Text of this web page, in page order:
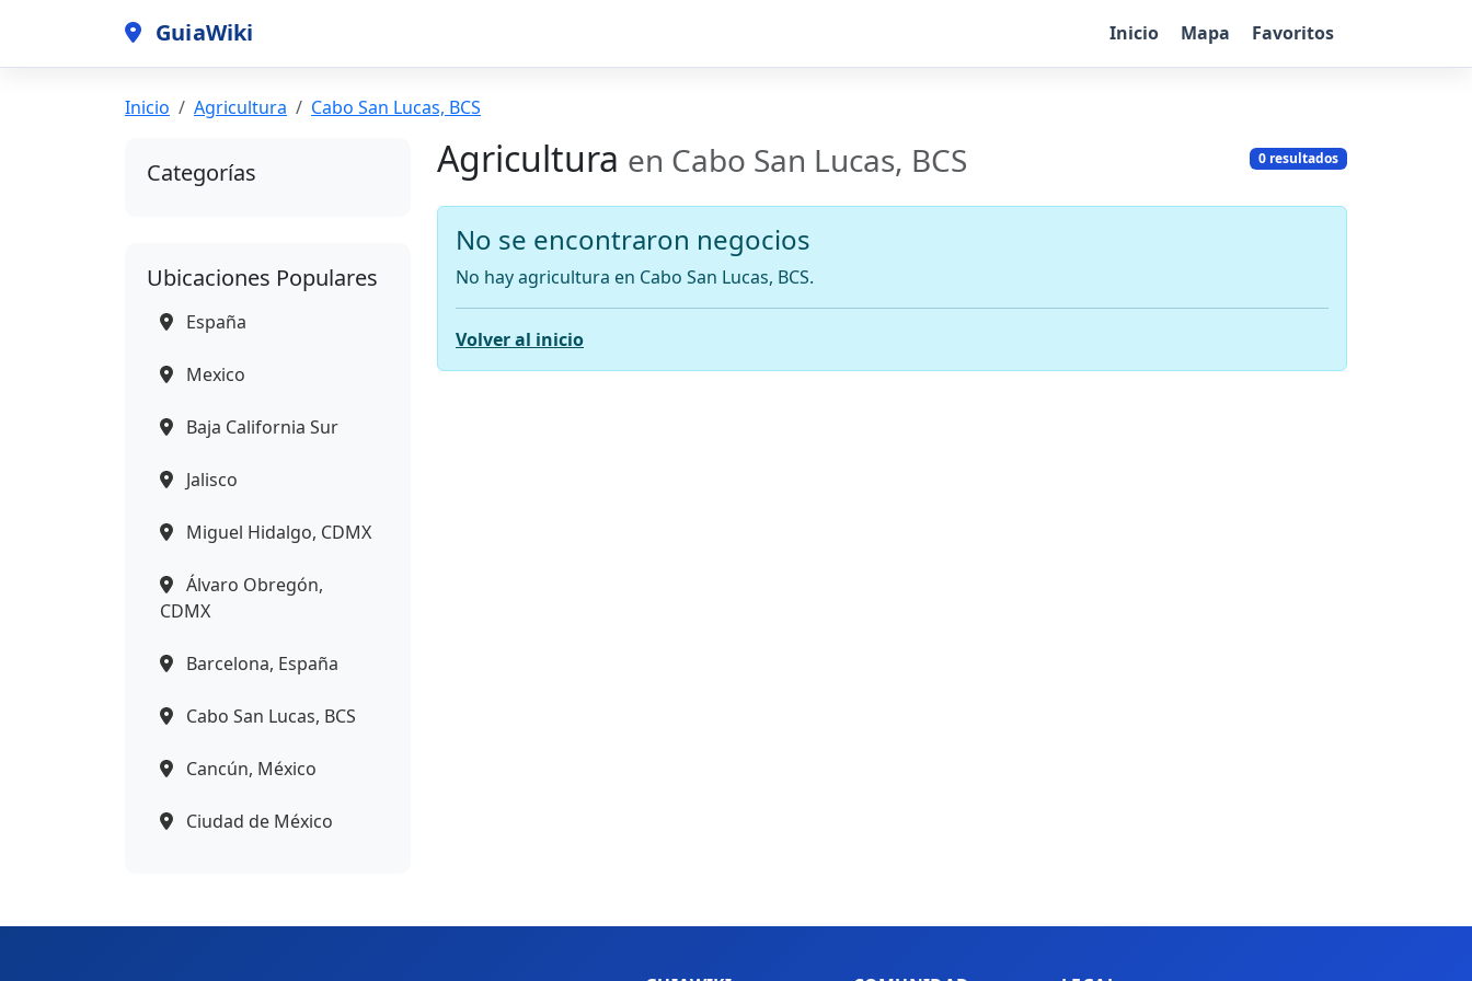
GuiaWiki Inicio Mapa Favoritos
Inicio Agricultura Cabo San Lucas, BCS
Categorías
Ubicaciones Populares
España
Mexico
Baja California Sur
Jalisco
Miguel Hidalgo, CDMX
Álvaro Obregón,
CDMX
Barcelona, España
Cabo San Lucas, BCS
Cancún, México
Ciudad de México
Agricultura en Cabo San Lucas, BCS 0 resultados
No se encontraron negocios
No hay agricultura en Cabo San Lucas, BCS.
Volver al inicio